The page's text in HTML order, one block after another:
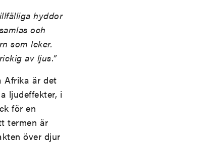
hyddor
och
som leker.
av ljus.”
Afrika är det
ljudeffekter, i
för en
termen är
över djur